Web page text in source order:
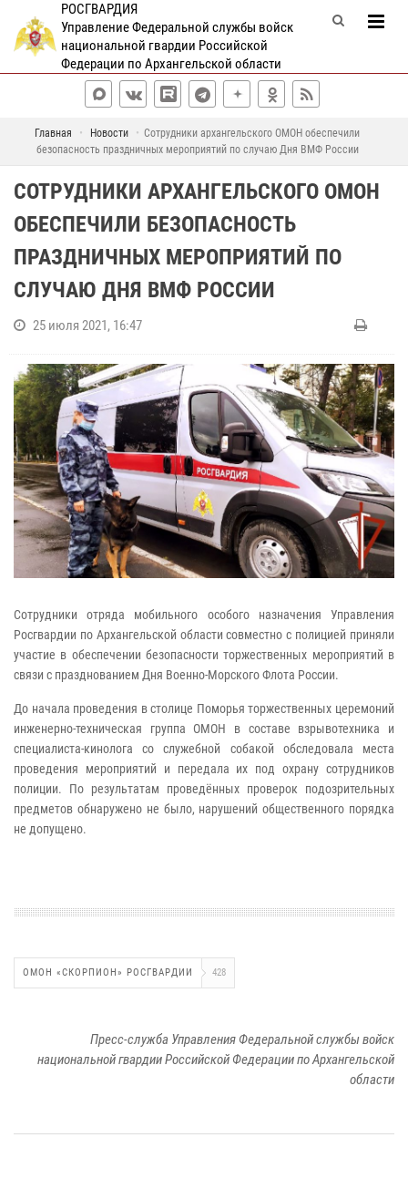
РОСГВАРДИЯ
Управление Федеральной службы войск
национальной гвардии Российской
Федерации по Архангельской области
Главная Новости
Сотрудники архангельского ОМОН обеспечили
безопасность праздничных мероприятий по случаю Дня ВМФ России
СОТРУДНИКИ АРХАНГЕЛЬСКОГО ОМОН
ОБЕСПЕЧИЛИ БЕЗОПАСНОСТЬ
ПРАЗДНИЧНЫХ МЕРОПРИЯТИЙ ПО
СЛУЧАЮ ДНЯ ВМФ РОССИИ
25 июля 2021, 16:47
Сотрудники отряда мобильного особого назначения Управления
Росгвардии по Архангельской области совместно с полицией приняли
участие в обеспечении безопасности торжественных мероприятий в
связи с празднованием Дня Военно-Морского Флота России.
До начала проведения в столице Поморья торжественных церемоний
инженерно-техническая группа ОМОН в составе взрывотехника и
специалиста-кинолога со служебной собакой обследовала места
проведения мероприятий и передала их под охрану сотрудников
полиции. По результатам проведённых проверок подозрительных
предметов обнаружено не было, нарушений общественного порядка
не допущено.
ОМОН «СКОРПИОН» РОСГВАРДИИ 428
Пресс-служба Управления Федеральной службы войск
национальной гвардии Российской Федерации по Архангельской
области